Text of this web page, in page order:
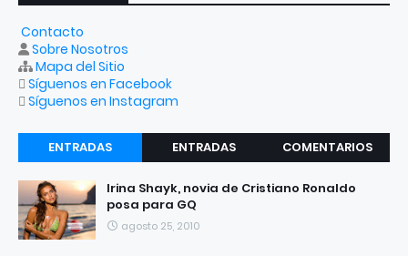
Contacto
Sobre Nosotros
Mapa del Sitio
Síguenos en Facebook
Síguenos en Instagram
ENTRADAS
RECIENTES
ENTRADAS
COMENTARIOS
Irina Shayk, novia de Cristiano Ronaldo
posa para GQ
agosto 25, 2010